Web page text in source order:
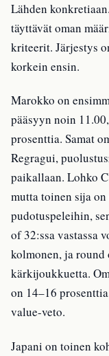
Lähden
täyttävät oman
kriteerit. Järjestys
korkein ensin.
Marokko on
pääsyyn noin
prosenttia. Samat
Regragui,
paikallaan. Lohko
mutta toinen sija
pudotuspeleihin,
of 32:ssa vastassa
kolmonen, ja round
kärkijoukkuetta.
on 14–16
value-veto.
Japani on toinen